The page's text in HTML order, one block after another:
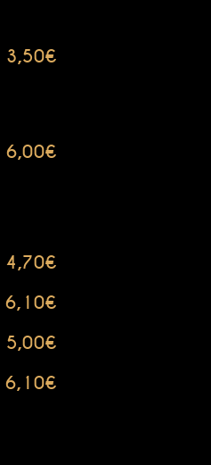
3,50€
6,00€
4,70€
6,10€
5,00€
6,10€